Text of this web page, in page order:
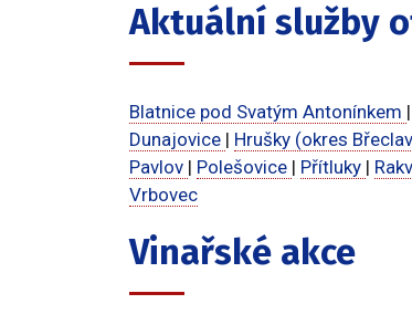
Aktuální služby
Blatnice pod Svatým Antonínkem |
Dunajovice | Hrušky (okres
Pavlov | Polešovice | Přítluky |
Vrbovec
Vinařské akce